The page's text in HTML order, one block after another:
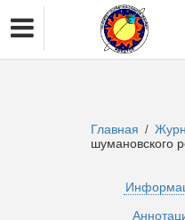
Главная /
шумановского